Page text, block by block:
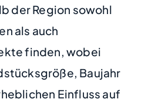
der Region sowohl
als auch
finden, wobei
Baujahr
Einfluss auf